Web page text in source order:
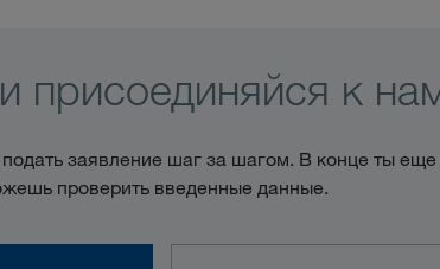
присоединяйся к
заявление шаг за шагом. В конце ты еще
проверить введенные данные.